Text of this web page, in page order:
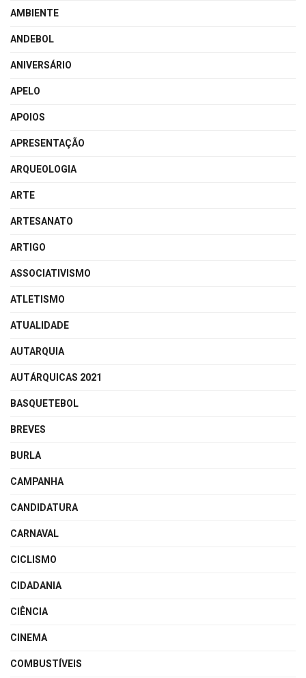
AMBIENTE
ANDEBOL
ANIVERSÁRIO
APELO
APOIOS
APRESENTAÇÃO
ARQUEOLOGIA
ARTE
ARTESANATO
ARTIGO
ASSOCIATIVISMO
ATLETISMO
ATUALIDADE
AUTARQUIA
AUTÁRQUICAS 2021
BASQUETEBOL
BREVES
BURLA
CAMPANHA
CANDIDATURA
CARNAVAL
CICLISMO
CIDADANIA
CIÊNCIA
CINEMA
COMBUSTÍVEIS